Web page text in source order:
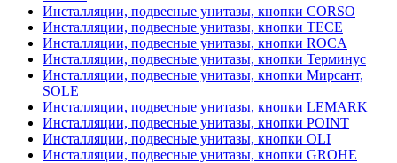
Инсталляции, подвесные унитазы, кнопки CORSO
Инсталляции, подвесные унитазы, кнопки TECE
Инсталляции, подвесные унитазы, кнопки ROCA
Инсталляции, подвесные унитазы, кнопки Терминус
Инсталляции, подвесные унитазы, кнопки Мирсант,
SOLE
Инсталляции, подвесные унитазы, кнопки LEMARK
Инсталляции, подвесные унитазы, кнопки POINT
Инсталляции, подвесные унитазы, кнопки OLI
Инсталляции, подвесные унитазы, кнопки GROHE